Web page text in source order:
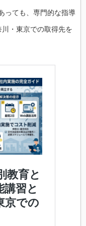
っても、専門的な指導
・東京での取得先を